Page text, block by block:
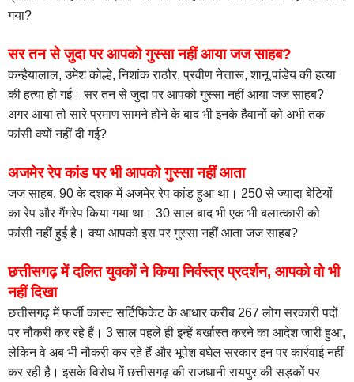
गया?
सर तन से जुदा पर आपको गुस्सा नहीं आया जज साहब?
कन्हैयालाल, उमेश कोल्हे, निशांक राठौर, प्रवीण नेत्तारू, शानू पांडेय की हत्या
की हत्या हो गई। सर तन से जुदा पर आपको गुस्सा नहीं आया जज साहब?
अगर आया तो सारे प्रमाण सामने होने के बाद भी इनके हैवानों को अभी तक
फांसी क्यों नहीं दी गई?
अजमेर रेप कांड पर भी आपको गुस्सा नहीं आता
जज साहब, 90 के दशक में अजमेर रेप कांड हुआ था। 250 से ज्यादा बेटियों
का रेप और गैंगरेप किया गया था। 30 साल बाद भी एक भी बलात्कारी को
फांसी नहीं हुई है। क्या आपको इस पर गुस्सा नहीं आता जज साहब?
छत्तीसगढ़ में दलित युवकों ने किया निर्वस्त्र प्रदर्शन, आपको वो भी
नहीं दिखा
छत्तीसगढ़ में फर्जी कास्ट सर्टिफिकेट के आधार करीब 267 लोग सरकारी पदों
पर नौकरी कर रहे हैं। 3 साल पहले ही इन्हें बर्खास्त करने का आदेश जारी हुआ,
लेकिन वे अब भी नौकरी कर रहे हैं और भूपेश बघेल सरकार इन पर कार्रवाई नहीं
कर रही है। इसके विरोध में छत्तीसगढ़ की राजधानी रायपुर की सड़कों पर